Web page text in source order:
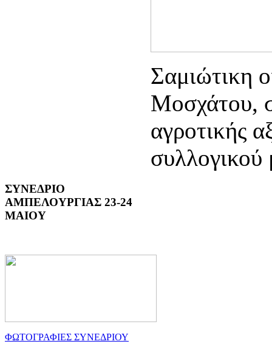
Σαμιώτικη
Μοσχάτου,
αγροτικής
συλλογικού
ΣΥΝΕΔΡΙΟ
ΑΜΠΕΛΟΥΡΓΙΑΣ 23-24
ΜΑΙΟΥ
ΦΩΤΟΓΡΑΦΙΕΣ ΣΥΝΕΔΡΙΟΥ